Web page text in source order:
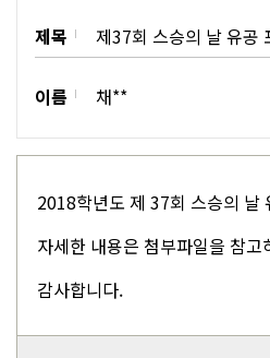
제목 제37회 스승의 날 유공
이름 채**
2018학년도 제 37회 스승의 날
자세한 내용은 첨부파일을 참고
감사합니다.